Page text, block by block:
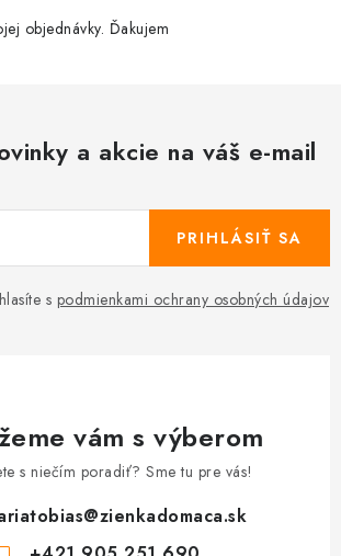
objednávky. Ďakujem
a akcie na váš e-mail
s podmienkami ochrany osobných údajov
PRIHLÁSIŤ SA
vám s výberom
s niečím poradiť? Sme tu pre vás!
@zienkadomaca.sk